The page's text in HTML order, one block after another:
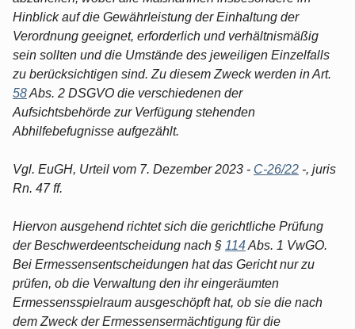
Hinblick auf die Gewährleistung der Einhaltung der
Verordnung geeignet, erforderlich und verhältnismäßig
sein sollten und die Umstände des jeweiligen Einzelfalls
zu berücksichtigen sind. Zu diesem Zweck werden in Art.
58Abs. 2 DSGVO die verschiedenen der
Aufsichtsbehörde zur Verfügung stehenden
Abhilfebefugnisse aufgezählt.
Vgl. EuGH, Urteil vom 7. Dezember 2023 - C-26/22 -, juris
Rn. 47 ff.
Hiervon ausgehend richtet sich die gerichtliche Prüfung
der Beschwerdeentscheidung nach § 114Abs. 1 VwGO.
Bei Ermessensentscheidungen hat das Gericht nur zu
prüfen, ob die Verwaltung den ihr eingeräumten
Ermessensspielraum ausgeschöpft hat, ob sie die nach
dem Zweck der Ermessensermächtigung für die